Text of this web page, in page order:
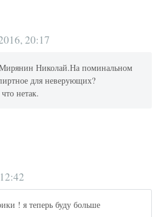
20:17
Николай.На поминальном
для неверующих?
нетак.
! я теперь буду больше